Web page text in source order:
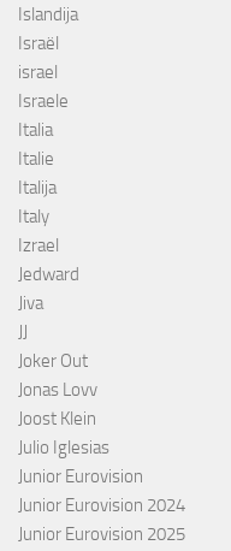
Islandija
Israël
israel
Israele
Italia
Italie
Italija
Italy
Izrael
Jedward
Jiva
JJ
Joker Out
Jonas Lovv
Joost Klein
Julio Iglesias
Junior Eurovision
Junior Eurovision 2024
Junior Eurovision 2025